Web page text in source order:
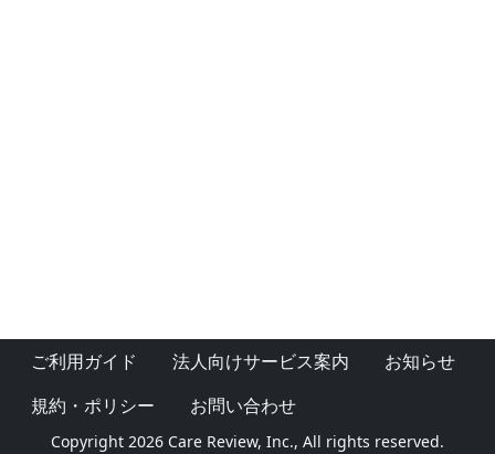
ご利用ガイド 法人向けサービス案内
お知らせ
規約・ポリシー
お問い合わせ
Copyright 2026 Care Review, Inc., All rights reserved.